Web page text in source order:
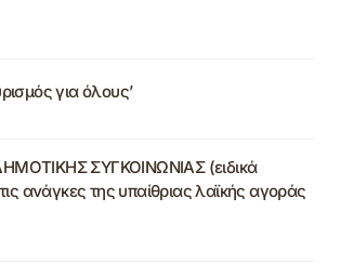
για όλους’
ΣΥΓΚΟΙΝΩΝΙΑΣ (ειδικά
ανάγκες της υπαίθριας λαϊκής αγοράς